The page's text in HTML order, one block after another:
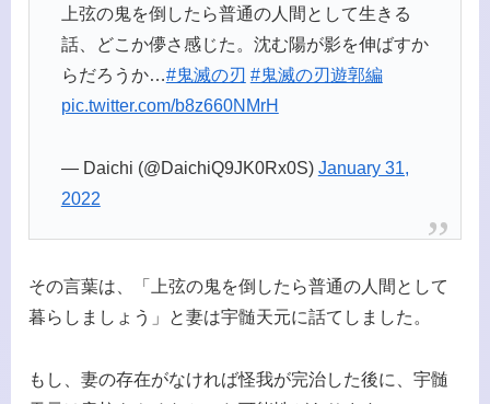
上弦の鬼を倒したら普通の人間として生きる
話、どこか儚さ感じた。沈む陽が影を伸ばすか
らだろうか…#鬼滅の刃 #鬼滅の刃遊郭編
pic.twitter.com/b8z660NMrH
— Daichi (@DaichiQ9JK0Rx0S) January 31,
2022
その言葉は、「上弦の鬼を倒したら普通の人間として
暮らしましょう」と妻は宇髄天元に話てしました。
もし、妻の存在がなければ怪我が完治した後に、宇髄